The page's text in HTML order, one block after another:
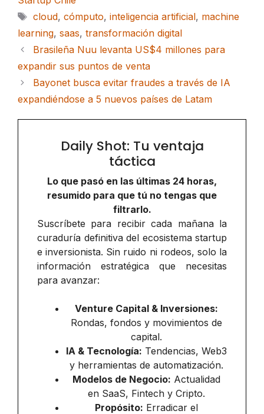
Etiquetas
cloud, cómputo, inteligencia artificial, machine
learning, saas, transformación digital
Brasileña Nuu levanta US$4 millones para
expandir sus puntos de venta
Bayonet busca evitar fraudes a través de IA
expandiéndose a 5 nuevos países de Latam
Daily Shot: Tu ventaja
táctica
Lo que pasó en las últimas 24 horas,
resumido para que tú no tengas que
filtrarlo.
Suscríbete para recibir cada mañana la
curaduría definitiva del ecosistema startup
e inversionista. Sin ruido ni rodeos, solo la
información estratégica que necesitas
para avanzar:
Venture Capital & Inversiones:
Rondas, fondos y movimientos de
capital.
IA & Tecnología: Tendencias, Web3
y herramientas de automatización.
Modelos de Negocio: Actualidad
en SaaS, Fintech y Cripto.
Propósito: Erradicar el